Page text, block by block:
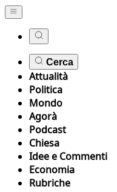
Cerca
Attualità
Politica
Mondo
Agorà
Podcast
Chiesa
Idee e Commenti
Economia
Rubriche